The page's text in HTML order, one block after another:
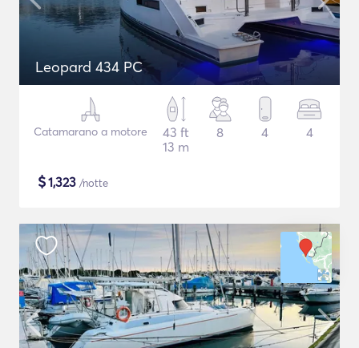
Leopard 434 PC
Catamarano a motore
43 ft
13 m
8 4 4
$1,323 /notte